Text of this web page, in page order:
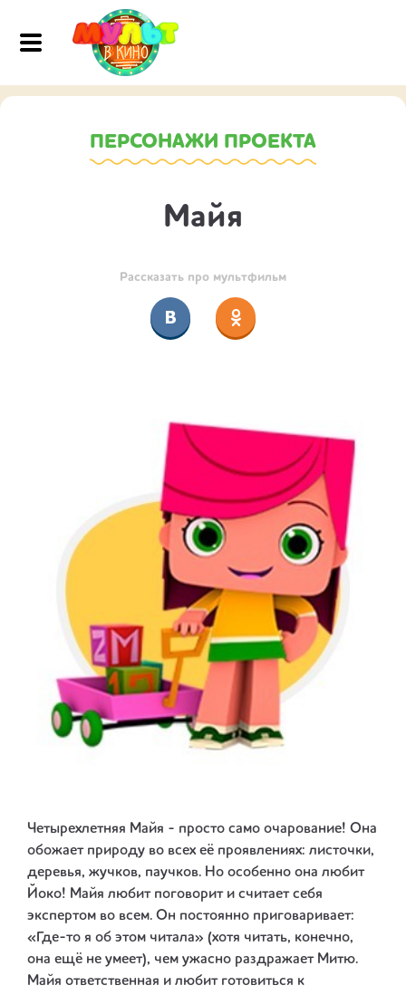
ПЕРСОНАЖИ ПРОЕКТА
Майя
Рассказать про мультфильм
Четырехлетняя Майя - просто само очарование! Она
обожает природу во всех её проявлениях: листочки,
деревья, жучков, паучков. Но особенно она любит
Йоко! Майя любит поговорит и считает себя
экспертом во всем. Он постоянно приговаривает:
«Где-то я об этом читала» (хотя читать, конечно,
она ещё не умеет), чем ужасно раздражает Митю.
Майя ответственная и любит готовиться к